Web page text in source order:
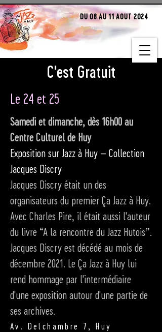
DU 08 AU 11 AOUT 2024
C'est Gratuit
Le 24 et 25
Samedi et dimanche, dès 16h00 au
Centre Culturel de Huy
Exposition sur Jazz à Huy – Collection
Jacques Discry
Jacques Discry était un des
organisateurs du premier Ça Jazz à Huy.
Avec Charles Pire, il était aussi l'auteur
du livre “A la rencontre du Jazz Hutois”.
Jacques Discry est décédé au mois de
décembre 2021. Le Ça Jazz à Huy lui
rend hommage par l'intermédiaire
d'une exposition autour d'une partie de
ses archives.
Av. Delchambre 7, Huy